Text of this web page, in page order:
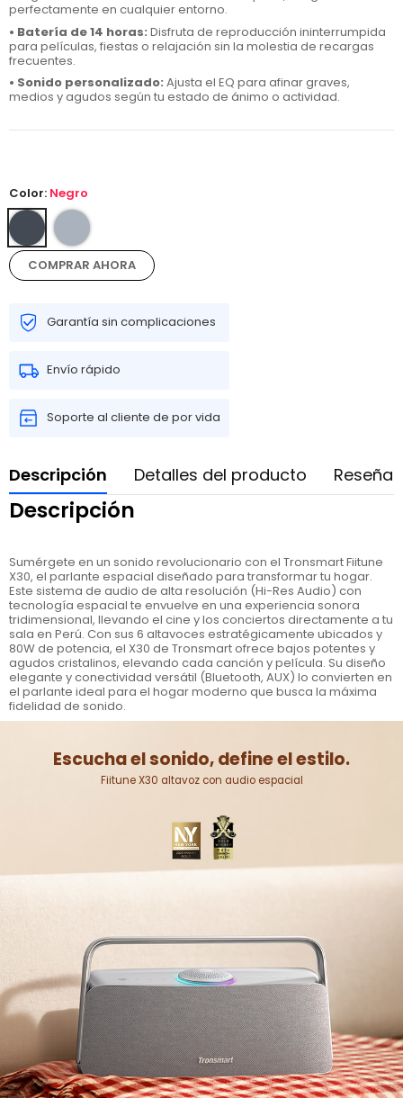
perfectamente en cualquier entorno.
• Batería de 14 horas: Disfruta de reproducción ininterrumpida
para películas, fiestas o relajación sin la molestia de recargas
frecuentes.
• Sonido personalizado: Ajusta el EQ para afinar graves,
medios y agudos según tu estado de ánimo o actividad.
Color: Negro
COMPRAR AHORA
Garantía sin complicaciones
Envío rápido
Soporte al cliente de por vida
Descripción Detalles del producto Reseñas
Descripción
Sumérgete en un sonido revolucionario con el Tronsmart Fiitune
X30, el parlante espacial diseñado para transformar tu hogar.
Este sistema de audio de alta resolución (Hi-Res Audio) con
tecnología espacial te envuelve en una experiencia sonora
tridimensional, llevando el cine y los conciertos directamente a tu
sala en Perú. Con sus 6 altavoces estratégicamente ubicados y
80W de potencia, el X30 de Tronsmart ofrece bajos potentes y
agudos cristalinos, elevando cada canción y película. Su diseño
elegante y conectividad versátil (Bluetooth, AUX) lo convierten en
el parlante ideal para el hogar moderno que busca la máxima
fidelidad de sonido.
Escucha el sonido, define el estilo.
Fiitune X30 altavoz con audio espacial